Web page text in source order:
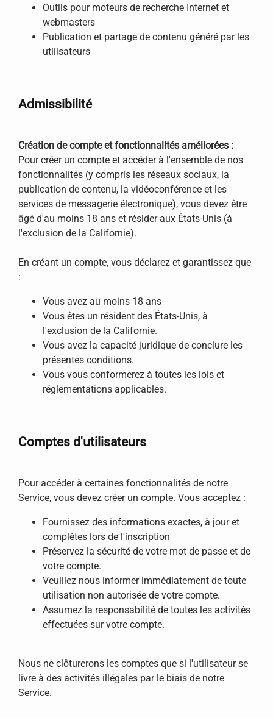
Outils pour moteurs de recherche Internet et
webmasters
Publication et partage de contenu généré par les
utilisateurs
Admissibilité
Création de compte et fonctionnalités améliorées :
Pour créer un compte et accéder à l'ensemble de nos
fonctionnalités (y compris les réseaux sociaux, la
publication de contenu, la vidéoconférence et les
services de messagerie électronique), vous devez être
âgé d'au moins 18 ans et résider aux États-Unis (à
l'exclusion de la Californie).
En créant un compte, vous déclarez et garantissez que
:
Vous avez au moins 18 ans
Vous êtes un résident des États-Unis, à
l'exclusion de la Californie.
Vous avez la capacité juridique de conclure les
présentes conditions.
Vous vous conformerez à toutes les lois et
réglementations applicables.
Comptes d'utilisateurs
Pour accéder à certaines fonctionnalités de notre
Service, vous devez créer un compte. Vous acceptez :
Fournissez des informations exactes, à jour et
complètes lors de l'inscription
Préservez la sécurité de votre mot de passe et de
votre compte.
Veuillez nous informer immédiatement de toute
utilisation non autorisée de votre compte.
Assumez la responsabilité de toutes les activités
effectuées sur votre compte.
Nous ne clôturerons les comptes que si l'utilisateur se
livre à des activités illégales par le biais de notre
Service.